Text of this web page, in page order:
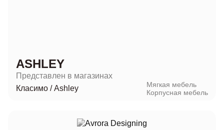
ASHLEY
Представлен в магазинах
Класимо /Ashley
Мягкая мебель
Корпусная мебель